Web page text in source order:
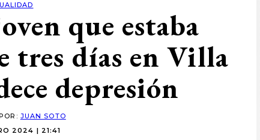
que estaba
tres días en Villa
depresión
JUAN SOTO
2024 | 21:41